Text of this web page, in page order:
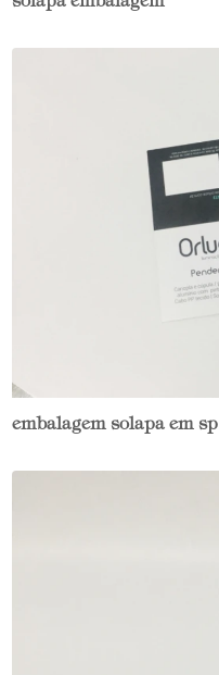
embalagem solapa em sp